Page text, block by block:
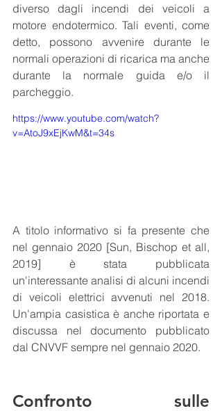
diverso dagli incendi dei veicoli a
motore endotermico. Tali eventi, come
detto, possono avvenire durante le
normali operazioni di ricarica ma anche
durante la normale guida e/o il
parcheggio.
https://www.youtube.com/watch?
v=AtoJ9xEjKwM&t=34s
A titolo informativo si fa presente che
nel gennaio 2020 [Sun, Bischop et all,
2019] è stata pubblicata
un'interessante analisi di alcuni incendi
di veicoli elettrici avvenuti nel 2018.
Un'ampia casistica è anche riportata e
discussa nel documento pubblicato
dal CNVVF sempre nel gennaio 2020.
Confronto sulle